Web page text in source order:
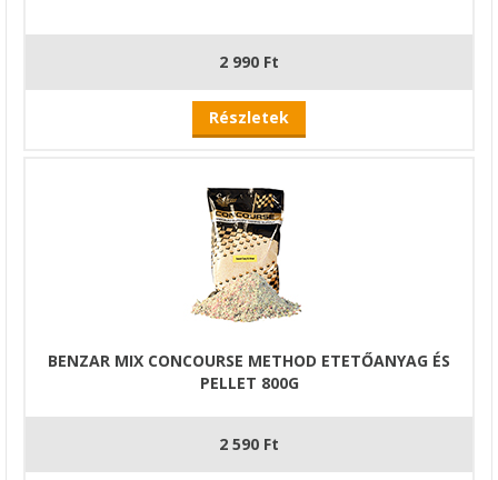
2 990 Ft
Részletek
BENZAR MIX CONCOURSE METHOD ETETŐANYAG ÉS
PELLET 800G
2 590 Ft